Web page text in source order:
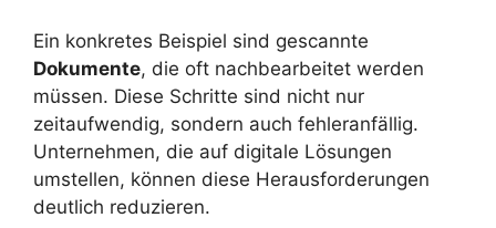
Ein konkretes Beispiel sind gescannte
Dokumente, die oft nachbearbeitet werden
müssen. Diese Schritte sind nicht nur
zeitaufwendig, sondern auch fehleranfällig.
Unternehmen, die auf digitale Lösungen
umstellen, können diese Herausforderungen
deutlich reduzieren.